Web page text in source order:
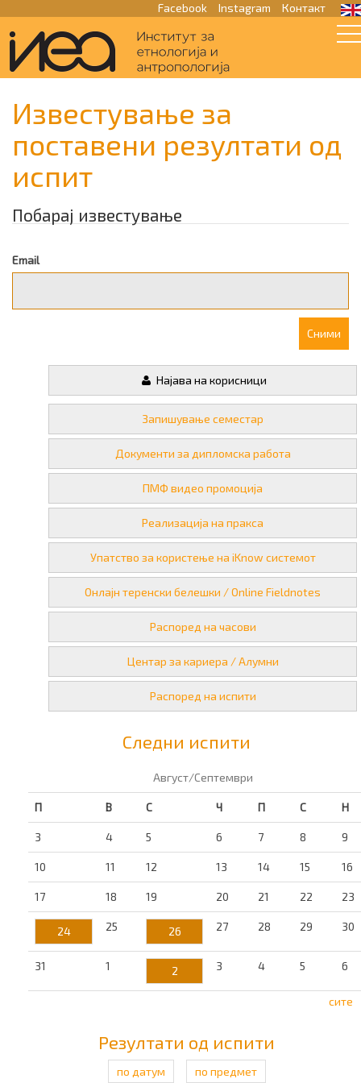
Facebook Instagram Контакт
Известување за
поставени резултати од
испит
Побарај известување
Email
Најава на корисници
Запишување семестар
Документи за дипломска работа
ПМФ видео промоција
Реализација на пракса
Упатство за користење на iKnow системот
Онлајн теренски белешки / Online Fieldnotes
Распоред на часови
Центар за кариера / Алумни
Распоред на испити
Следни испити
Август/Септември
П В С Ч П С Н
3 4 5 6 7 8 9
10 11 12 13 14 15 16
17 18 19 20 21 22 23
24 25 26 27 28 29 30
31 1 2 3 4 5 6
сите
Резултати од испити
по датум по предмет